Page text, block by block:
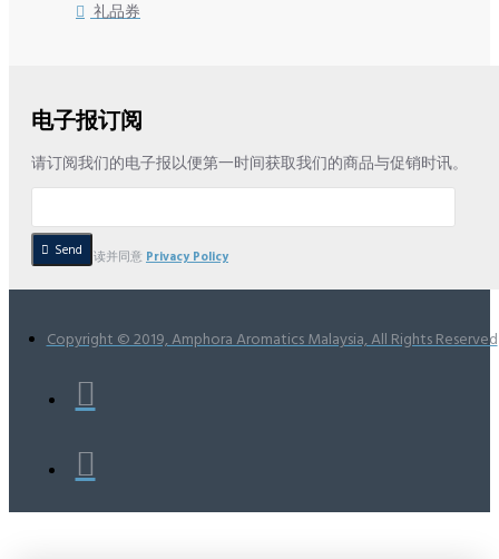
礼品券
电子报订阅
请订阅我们的电子报以便第一时间获取我们的商品与促销时讯。
Send
我已阅读并同意 Privacy Policy
Copyright © 2019, Amphora Aromatics Malaysia, All Rights Reserved